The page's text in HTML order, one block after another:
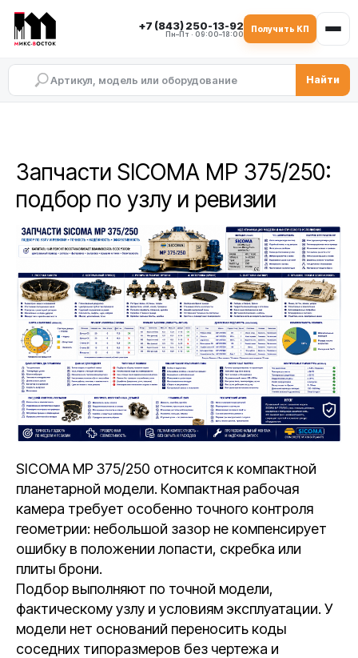
+7 (843) 250-13-92
Пн–Пт · 09:00–18:00
Получить КП
Найти
Запчасти SICOMA MP 375/250:
подбор по узлу и ревизии
SICOMA MP 375/250 относится к компактной
планетарной модели. Компактная рабочая
камера требует особенно точного контроля
геометрии: небольшой зазор не компенсирует
ошибку в положении лопасти, скребка или
плиты брони.
Подбор выполняют по точной модели,
фактическому узлу и условиям эксплуатации. У
модели нет оснований переносить коды
соседних типоразмеров без чертежа и